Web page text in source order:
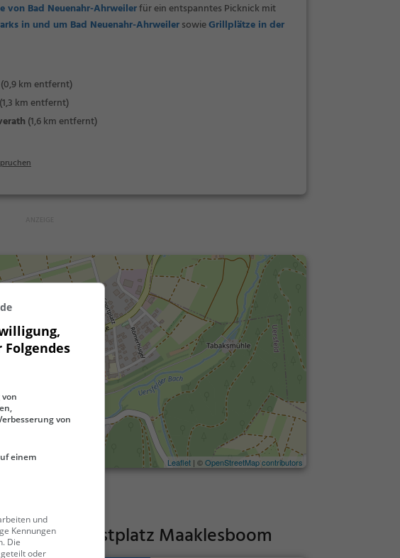
von Bad Neuenahr-Ahrweilerfür ein entspanntes Picknick mit
in und um Bad Neuenahr-AhrweilersowieGrillplätze in der
(0,9 km entfernt)
(1,3 km entfernt)
(1,6 km entfernt)
Leaflet | ©OpenStreetMap contributors
Rastplatz Maaklesboom
von
einem
und
Kennungen
Die
oder